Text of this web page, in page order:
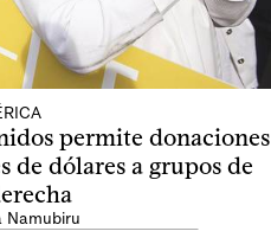
permite donaciones
de dólares a grupos de
Namubiru